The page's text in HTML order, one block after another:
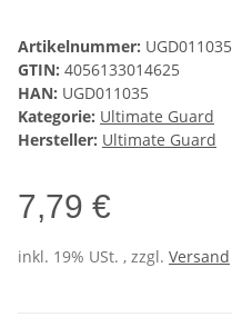
Artikelnummer: UGD011035
GTIN: 4056133014625
HAN: UGD011035
Kategorie: Ultimate Guard
Hersteller: Ultimate Guard
7,79 €
inkl. 19% USt. , zzgl. Versand